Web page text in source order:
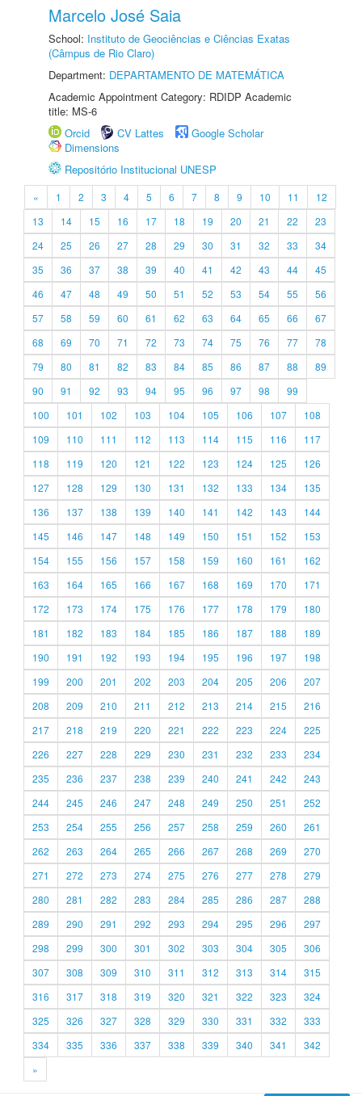
Marcelo José Saia
School: Instituto de Geociências e Ciências Exatas
(Câmpus de Rio Claro)
Department: DEPARTAMENTO DE MATEMÁTICA
Academic Appointment Category: RDIDP Academic
title: MS-6
Orcid
CV Lattes
Google Scholar
Dimensions
Repositório Institucional UNESP
« 1 2 3 4 5 6 7 8 9 10 11
12
13
14 15 16 17 18 19 20 21 22
23
24
25 26 27 28 29 30 31 32 33
34
35
36 37 38 39 40 41 42 43 44
45
46
47 48 49 50 51 52 53 54 55
56
57
58 59 60 61 62 63 64 65 66
67
68
69 70 71 72 73 74 75 76 77
78
79
80 81 82 83 84 85 86 87 88
89
90
91 92 93 94 95 96 97 98
99
100
101 102 103 104 105 106 107
108
109
110 111 112 113 114 115 116
117
118
119 120 121 122 123 124 125
126
127
128 129 130 131 132 133 134
135
136
137 138 139 140 141 142 143
144
145
146 147 148 149 150 151 152
153
154
155 156 157 158 159 160 161
162
163
164 165 166 167 168 169 170
171
172
173 174 175 176 177 178 179
180
181
182 183 184 185 186 187 188
189
190
191 192 193 194 195 196 197
198
199
200 201 202 203 204 205 206
207
208
209 210 211 212 213 214 215
216
217
218 219 220 221 222 223 224
225
226
227 228 229 230 231 232 233
234
235
236 237 238 239 240 241 242
243
244
245 246 247 248 249 250 251
252
253
254 255 256 257 258 259 260
261
262
263 264 265 266 267 268 269
270
271
272 273 274 275 276 277 278
279
280
281 282 283 284 285 286 287
288
289
290 291 292 293 294 295 296
297
298
299 300 301 302 303 304 305
306
307
308 309 310 311 312 313 314
315
316
317 318 319 320 321 322 323
324
325
326 327 328 329 330 331 332
333
334
335 336 337 338 339 340 341
342
»